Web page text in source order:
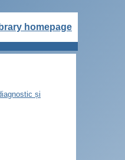
homepage
și